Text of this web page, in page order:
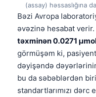
(assay) həssaslığına
Bəzi Avropa
əvəzinə hesabat
təxminən 0.0271
görmüşəm ki,
dəyişəndə
bu da səbəblərdən
standartlarımızı dərc